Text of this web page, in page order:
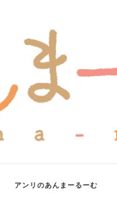
アンリのあんまーるーむ